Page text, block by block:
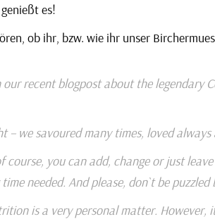
es!
ob ihr, bzw. wie ihr unser
ourrecent blogpostabout the legendary
– we savoured many times, loved
course, you can add, change or just
needed. And please, don`t be
is a very personal matter.